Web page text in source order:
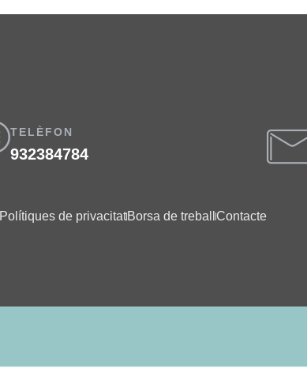
TELÈFON
932384784
Polítiques de privacitatBorsa de treball Contacte